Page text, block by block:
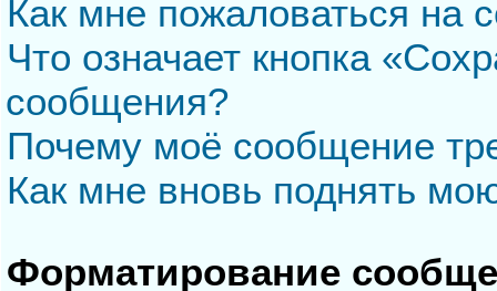
Как мне пожаловаться на
Что означает кнопка
сообщения?
Почему моё сообщение
Как мне вновь поднять
Форматирование